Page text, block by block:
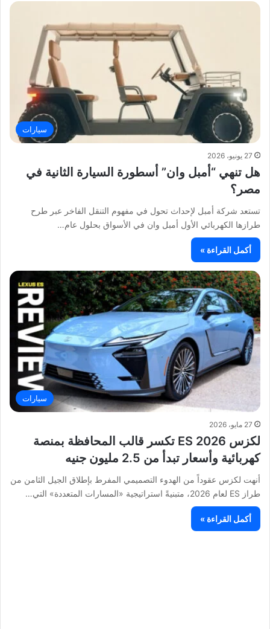
سيارات
27 يونيو، 2026
هل تنهي “أمبل وان” أسطورة السيارة الثانية في
مصر؟
تستعد شركة أمبل لإحداث تحول في مفهوم التنقل الفاخر عبر طرح
طرازها الكهربائي الأول أمبل وان في الأسواق بحلول عام…
أكمل القراءة »
سيارات
27 مايو، 2026
لكزس ES 2026 تكسر قالب المحافظة بمنصة
كهربائية وأسعار تبدأ من 2.5 مليون جنيه
أنهت لكزس عقوداً من الهدوء التصميمي المفرط بإطلاق الجيل الثامن من
طراز ES لعام 2026، متبنيةً استراتيجية «المسارات المتعددة» التي…
أكمل القراءة »